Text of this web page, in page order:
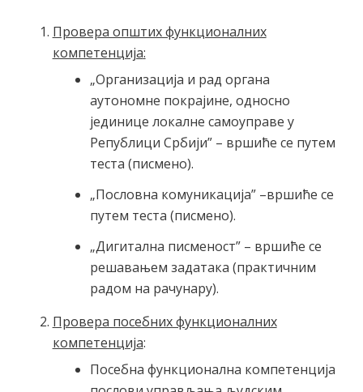
Провера општих функционалних
компетенција:
„Организација и рад органа
аутономне покрајине, односно
јединице локалне самоуправе у
Републици Србији” – вршиће се путем
теста (писмено).
„Пословна комуникација” –вршиће се
путем теста (писмено).
„Дигитална писменост” – вршиће се
решавањем задатака (практичним
радом на рачунару).
Провера посебних функционалних
компетенција:
Посебна функционална компетенција